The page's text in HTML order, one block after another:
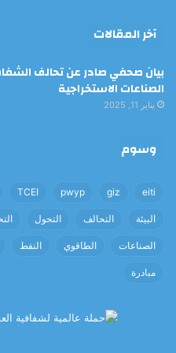
آخر المقالات
بيان صحفي صادر عن تحالف
الصناعات الاستخراجية
يناير 11, 2025
وسوم
eiti
giz
pwyp
TCEI
البيئة التحالف التحول
الصناعات الطاقوي النفط
مبادرة